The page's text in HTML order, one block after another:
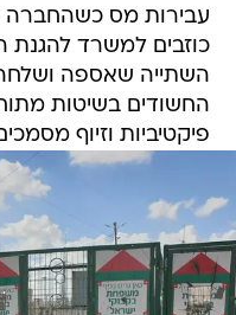
עבירות מס כשהחברה
כוזבים למשרד להגנת
השתייה שאספה
החשודים בשיטות
פיקטיביות וזיוף